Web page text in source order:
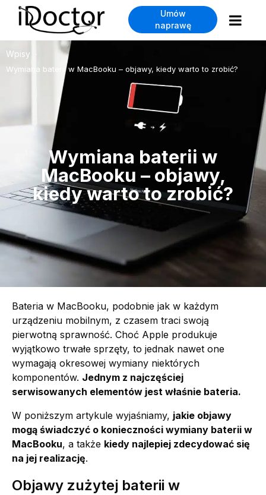
Umów
naprawę
Wpisy
Wymiana baterii w MacBooku – objawy, kiedy warto to zrobić?
Wymiana baterii w
MacBooku – objawy,
kiedy warto to zrobić?
Bateria w MacBooku, podobnie jak w każdym
urządzeniu mobilnym, z czasem traci swoją
pierwotną sprawność. Choć Apple produkuje
wyjątkowo trwałe sprzęty, to jednak nawet one
wymagają okresowej wymiany niektórych
komponentów. Jednym z najczęściej
serwisowanych elementów jest właśnie bateria.
W poniższym artykule wyjaśniamy, jakie objawy
mogą świadczyć o konieczności wymiany baterii w
MacBooku, a także kiedy najlepiej zdecydować się
na jej realizację.
Objawy zużytej baterii w